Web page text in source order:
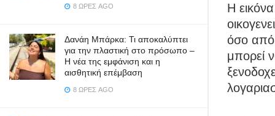
8 ΏΡΕΣ AGO
Δανάη Μπάρκα: Τι αποκαλύπτει
για την πλαστική στο πρόσωπο –
Η νέα της εμφάνιση και η
αισθητική επέμβαση
8 ΏΡΕΣ AGO
Η
όσο από
μπορεί